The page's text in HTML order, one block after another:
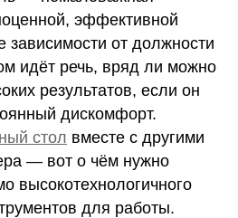
эффективной
от должности
идёт речь, вряд ли можно
результатов, если он
дискомфорт.
стол вместе с другими
— вот о чём нужно
высокотехнологичного
для работы.